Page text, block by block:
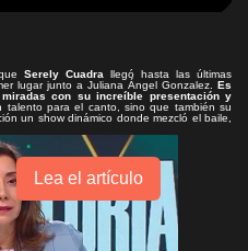
Serely Cuadra llegó hasta las últimas
lugar junto a Juliana Ángel Gonzalez. Es
con su increíble presentación y
talento para el canto, sino que también su
un show dinámico donde mezcló el baile,
Lea el artículo